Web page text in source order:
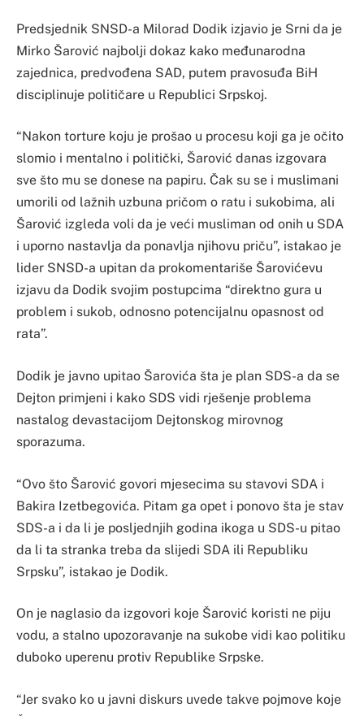
Predsjednik SNSD-a Milorad Dodik izjavio je Srni da je
Mirko Šarović najbolji dokaz kako međunarodna
zajednica, predvođena SAD, putem pravosuđa BiH
disciplinuje političare u Republici Srpskoj.
“Nakon torture koju je prošao u procesu koji ga je očito
slomio i mentalno i politički, Šarović danas izgovara
sve što mu se donese na papiru. Čak su se i muslimani
umorili od lažnih uzbuna pričom o ratu i sukobima, ali
Šarović izgleda voli da je veći musliman od onih u SDA
i uporno nastavlja da ponavlja njihovu priču”, istakao je
lider SNSD-a upitan da prokomentariše Šarovićevu
izjavu da Dodik svojim postupcima “direktno gura u
problem i sukob, odnosno potencijalnu opasnost od
rata”.
Dodik je javno upitao Šarovića šta je plan SDS-a da se
Dejton primjeni i kako SDS vidi rješenje problema
nastalog devastacijom Dejtonskog mirovnog
sporazuma.
“Ovo što Šarović govori mjesecima su stavovi SDA i
Bakira Izetbegovića. Pitam ga opet i ponovo šta je stav
SDS-a i da li je posljednjih godina ikoga u SDS-u pitao
da li ta stranka treba da slijedi SDA ili Republiku
Srpsku”, istakao je Dodik.
On je naglasio da izgovori koje Šarović koristi ne piju
vodu, a stalno upozoravanje na sukobe vidi kao politiku
duboko uperenu protiv Republike Srpske.
“Jer svako ko u javni diskurs uvede takve pojmove koje